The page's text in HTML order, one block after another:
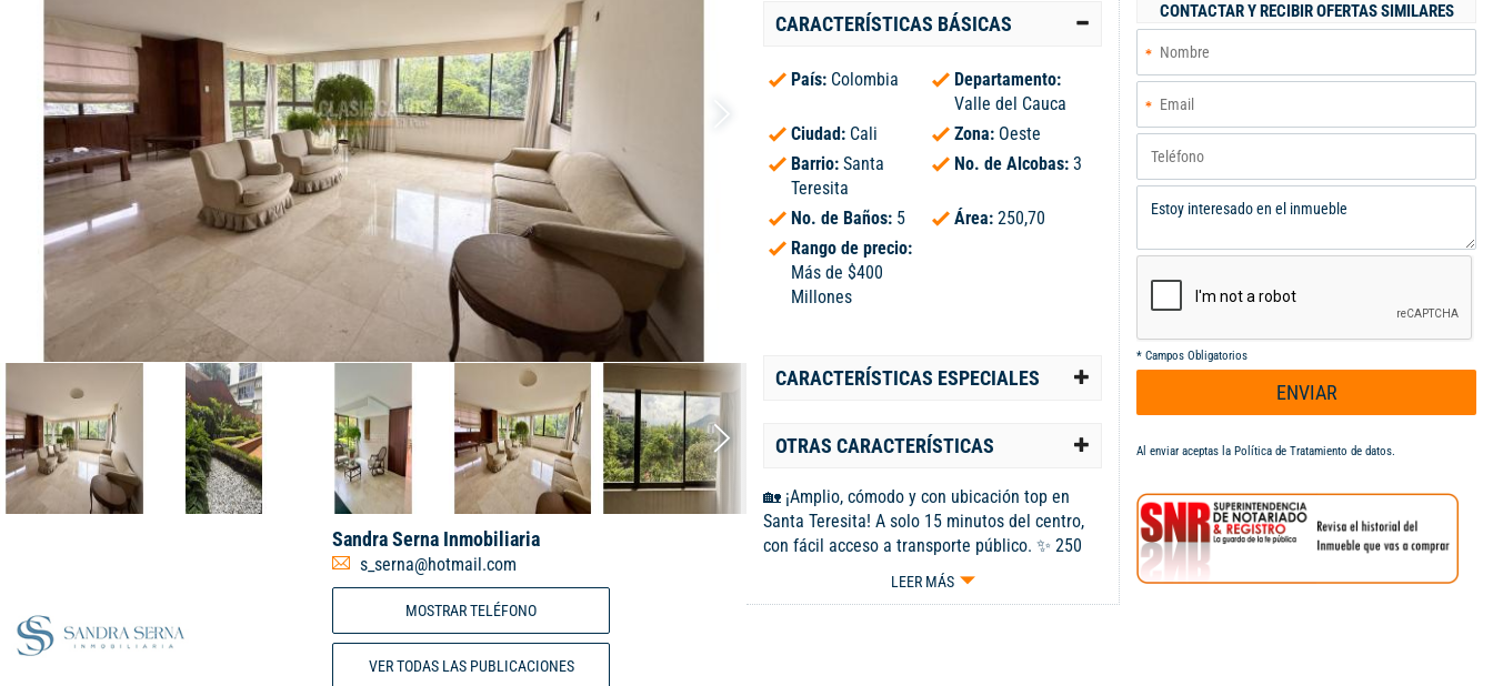
Sandra Serna Inmobiliaria
s_serna@hotmail.com
MOSTRAR TELÉFONO
VER TODAS LAS PUBLICACIONES
CARACTERÍSTICAS BÁSICAS
País: Colombia
Departamento:
Valle del Cauca
Ciudad: Cali Zona: Oeste
Barrio: Santa
Teresita
No. de Alcobas: 3
No. de Baños: 5 Área: 250,70
Rango de precio:
Más de $400
Millones
CARACTERÍSTICAS ESPECIALES
OTRAS CARACTERÍSTICAS
🏡 ¡Amplio, cómodo y con ubicación top en
Santa Teresita! A solo 15 minutos del centro,
con fácil acceso a transporte público. ✨ 250
m² con todo lo que necesitas: 3 alcobas con
baño, hall TV, dos salas, comedor, cocina
LEER MÁS
CONTACTAR Y RECIBIR OFERTAS SIMILARES
* Campos Obligatorios
ENVIAR
Al enviar aceptas la Política de Tratamiento de datos.